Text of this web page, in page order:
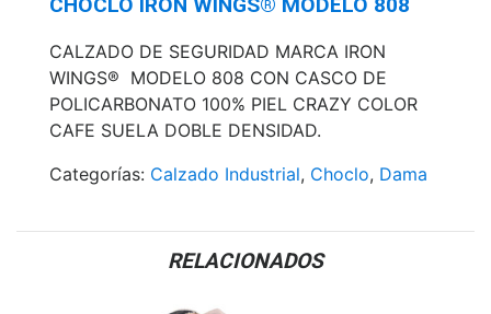
CALZADO DE SEGURIDAD MARCA IRON
WINGS® MODELO 808 CON CASCO DE
POLICARBONATO 100% PIEL CRAZY COLOR
CAFE SUELA DOBLE DENSIDAD.
Categorías: Calzado Industrial, Choclo, Dama
RELACIONADOS